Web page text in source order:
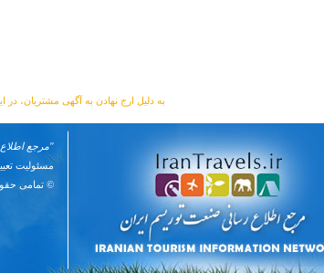
به دلیل ارج نهادن به آگهی مشتریان، در این بخش حداکثر 5 آگهی نمایش داده می شود و از
"مرجع
مسئوليت
© تمامی